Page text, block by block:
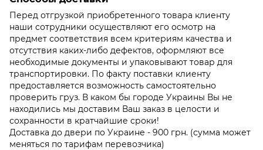
Перед отгрузкой приобретенного товара клиенту
наши сотрудники осуществляют его осмотр на
предмет соответствия всем критериям качества и
отсутствия каких-либо дефектов, оформляют все
необходимые документы и упаковывают товар для
транспортировки. По факту поставки клиенту
предоставляется возможность самостоятельно
проверить груз. В каком бы городе Украины Вы не
находились мы доставим Ваш заказ в целости и
сохранности в кратчайшие сроки!
Доставка до двери по Украине - 900 грн. (сумма может
меняться по тарифам перевозчика)